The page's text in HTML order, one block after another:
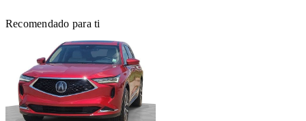
Recomendado para ti